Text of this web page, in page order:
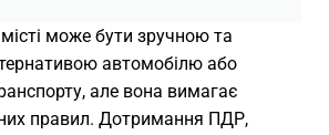
місті може бути зручною та
автомобілю або
але вона вимагає
правил. Дотримання ПДР,